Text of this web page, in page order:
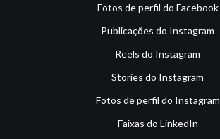
Fotos de perfil do Facebook
Publicações do Instagram
Reels do Instagram
Stories do Instagram
Fotos de perfil do Instagram
Faixas do LinkedIn